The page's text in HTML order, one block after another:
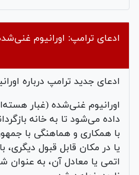
ادعای ترامپ: اورانیوم
ادعای جدید ترامپ درباره
اورانیوم غنی‌شده (غبار
داده می‌شود تا به خانه
با همکاری و هماهنگی با
یا در مکان قابل قبول
اتمی یا معادل آن، به عنوان